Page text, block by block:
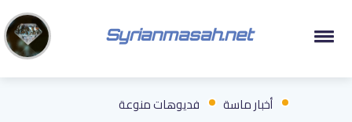
Syrianmasah.net
أخبار ماسة فديوهات منوعة